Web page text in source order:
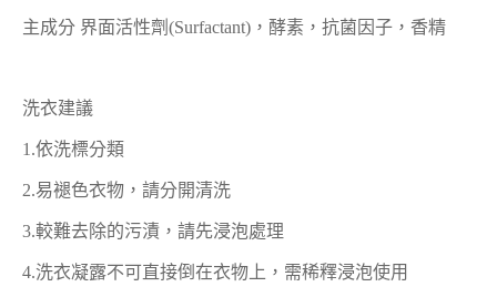
主成分 界面活性劑(Surfactant)，酵素，抗菌因子，香精
洗衣建議
1.依洗標分類
2.易褪色衣物，請分開清洗
3.較難去除的污漬，請先浸泡處理
4.洗衣凝露不可直接倒在衣物上，需稀釋浸泡使用